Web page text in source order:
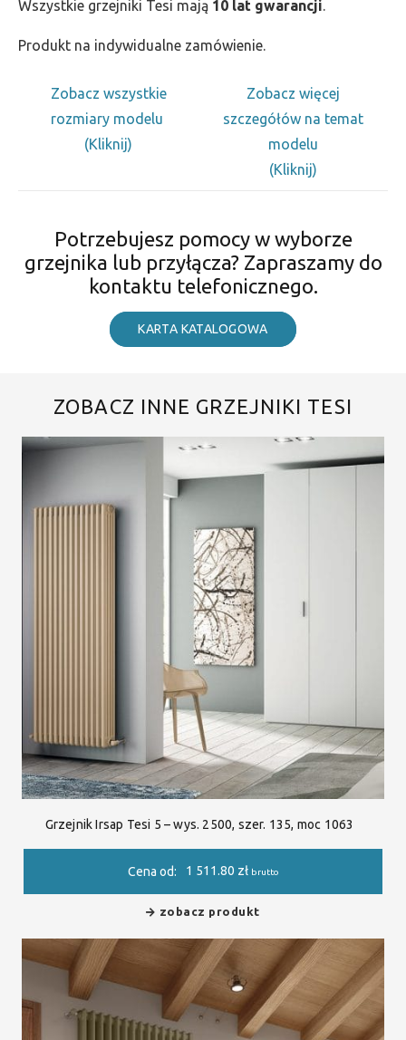
Wszystkie grzejniki Tesi mają 10 lat gwarancji.
Produkt na indywidualne zamówienie.
Zobacz wszystkie
rozmiary modelu
(Kliknij)
Zobacz więcej
szczegółów na temat
modelu
(Kliknij)
Potrzebujesz pomocy w wyborze
grzejnika lub przyłącza? Zapraszamy do
kontaktu telefonicznego.
KARTA KATALOGOWA
ZOBACZ INNE GRZEJNIKI TESI
Grzejnik Irsap Tesi 5 – wys. 2500, szer. 135, moc 1063
Cena od: 1 511.80 zł brutto
zobacz produkt